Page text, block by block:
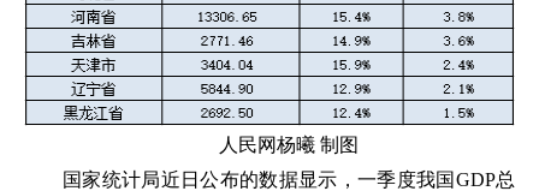
人民网杨曦 制图
国家统计局近日公布的数据显示，一季度我国GDP总